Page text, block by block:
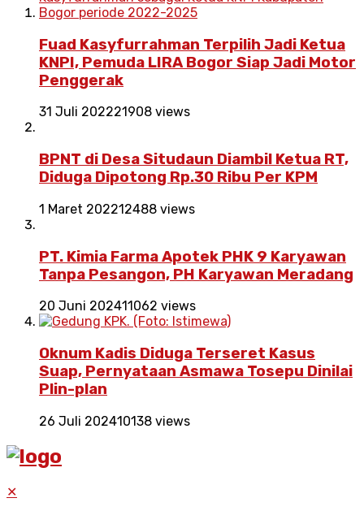
Fuad Kasyfurrahman Terpilih Jadi Ketua
KNPI, Pemuda LIRA Bogor Siap Jadi Motor
Penggerak
31 Juli 202221908 views
BPNT di Desa Situdaun Diambil Ketua RT,
Diduga Dipotong Rp.30 Ribu Per KPM
1 Maret 202212488 views
PT. Kimia Farma Apotek PHK 9 Karyawan
Tanpa Pesangon, PH Karyawan Meradang
20 Juni 202411062 views
Oknum Kadis Diduga Terseret Kasus
Suap, Pernyataan Asmawa Tosepu Dinilai
Plin-plan
26 Juli 202410138 views
✕